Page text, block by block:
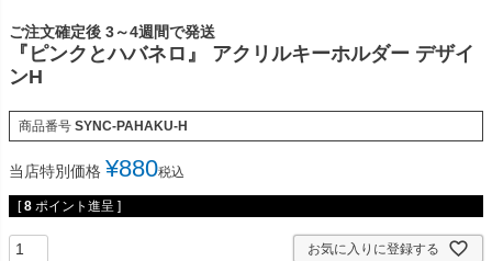
ご注文確定後 3～4週間で発送
『ピンクとハバネロ』 アクリルキーホルダー デザイ
ンH
商品番号 SYNC-PAHAKU-H
当店特別価格 ¥880税込
[ 8 ポイント進呈 ]
お気に入りに登録する